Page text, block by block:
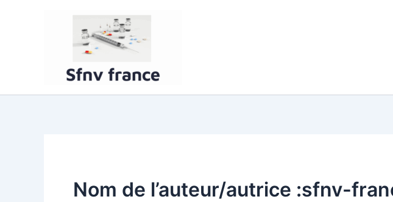
Nom de l’auteur/autrice :sfnv-